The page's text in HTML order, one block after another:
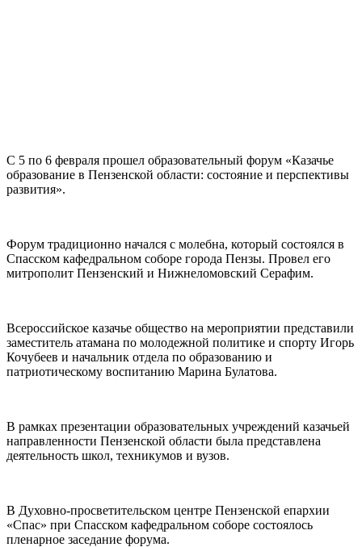
С 5 по 6 февраля прошел образовательный форум «Казачье
образование в Пензенской области: состояние и перспективы
развития».
Форум традиционно начался с молебна, который состоялся в
Спасском кафедральном соборе города Пензы. Провел его
митрополит Пензенский и Нижнеломовский Серафим.
Всероссийское казачье общество на мероприятии представили
заместитель атамана по молодежной политике и спорту Игорь
Кочубеев и начальник отдела по образованию и
патриотическому воспитанию Марина Булатова.
В рамках презентации образовательных учреждений казачьей
направленности Пензенской области была представлена
деятельность школ, техникумов и вузов.
В Духовно-просветительском центре Пензенской епархии
«Спас» при Спасском кафедральном соборе состоялось
пленарное заседание форума.